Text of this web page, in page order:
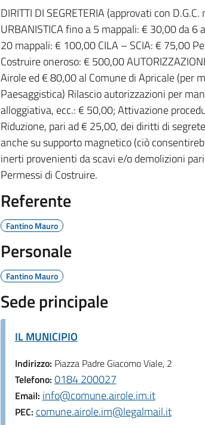
DIRITTI DI SEGRETERIA (approvati con
URBANISTICA fino a 5 mappali: € 30,00 da
20 mappali: € 100,00 CILA – SCIA: € 75,00
Costruire oneroso: € 500,00
Airole ed € 80,00 al Comune di Apricale (per
Paesaggistica) Rilascio autorizzazioni per
alloggiativa, ecc.: € 50,00; Attivazione
Riduzione, pari ad € 25,00, dei diritti di
anche su supporto magnetico (ciò
inerti provenienti da scavi e/o demolizioni
Permessi di Costruire.
Referente
Fantino Mauro
Personale
Fantino Mauro
Sede principale
IL MUNICIPIO
Indirizzo: Piazza Padre Giacomo Viale, 2
Telefono: 0184 200027
Email: info@comune.airole.im.it
PEC: comune.airole.im@legalmail.it